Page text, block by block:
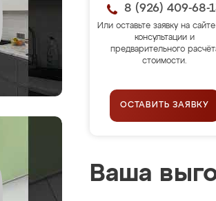
8 (926) 409-68-
Или оставьте заявку на
консультации и
предварительного
стоимости.
ОСТАВИТЬ ЗАЯВКУ
Ваша